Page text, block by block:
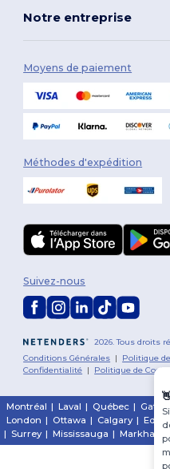
Notre entreprise
Moyens de paiement
Méthodes d'expédition
2026. Tous droits
Conditions Générales | Politique
Confidentialité | Politique de
Suivez-nous
Montréal | Laval | Québec |
London | Ottawa | Calgary |
| Surrey | Mississauga | Markham